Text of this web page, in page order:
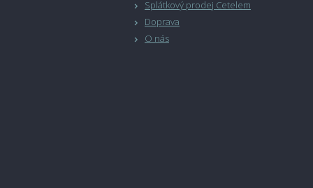
Splátkový prodej Cetelem
Doprava
O nás